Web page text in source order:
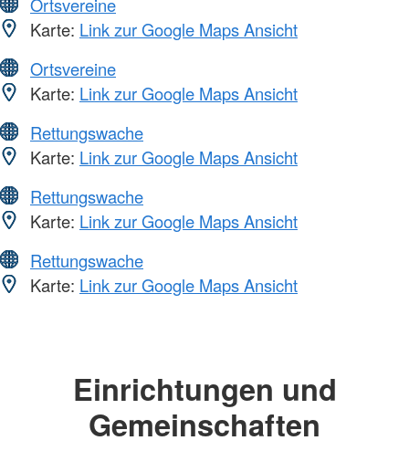
Karte: Link zur Google Maps Ansicht
Ortsvereine
Karte: Link zur Google Maps Ansicht
Rettungswache
Karte: Link zur Google Maps Ansicht
Rettungswache
Karte: Link zur Google Maps Ansicht
Rettungswache
Karte: Link zur Google Maps Ansicht
Einrichtungen und
Gemeinschaften